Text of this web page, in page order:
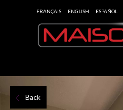
FRANÇAIS ENGLISH ESPAÑOL
Back